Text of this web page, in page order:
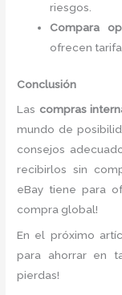
riesgos.
Compara
ofrecen
Conclusión
Las compras
mundo de
consejos
recibirlos sin
eBay tiene para
compra global!
En el próximo
para ahorrar en
pierdas!